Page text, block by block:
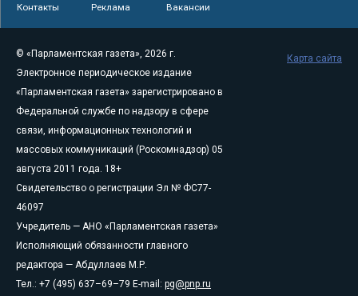
Контакты Реклама Вакансии
© «Парламентская газета», 2026 г.
Электронное периодическое издание
«Парламентская газета» зарегистрировано в
Федеральной службе по надзору в сфере
связи, информационных технологий и
массовых коммуникаций (Роскомнадзор) 05
августа 2011 года. 18+
Свидетельство о регистрации Эл № ФС77-
46097
Учредитель — АНО «Парламентская газета»
Исполняющий обязанности главного
редактора — Абдуллаев М.Р.
Тел.: +7 (495) 637–69–79 E-mail: pg@pnp.ru
Карта сайта